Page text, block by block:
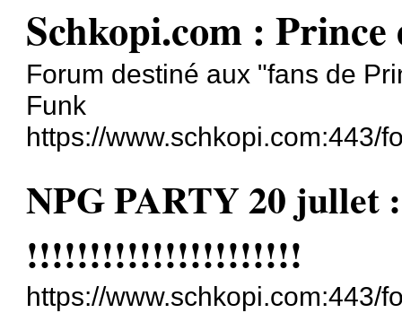
Schkopi.com :
Forum destiné aux "fans de
Funk
https://www.schkopi.com:443/
NPG PARTY 20 jullet
!!!!!!!!!!!!!!!!!!!!!!
https://www.schkopi.com:443/